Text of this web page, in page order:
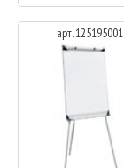
арт. 125195001